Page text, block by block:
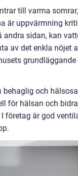
till varma
är uppvärmning
sidan, kan
av det enkla nöjet
och
för hälsan och
företag är god